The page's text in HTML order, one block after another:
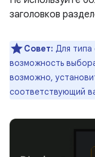
заголовков
Совет: Для
возможность
возможно,
соответствующий